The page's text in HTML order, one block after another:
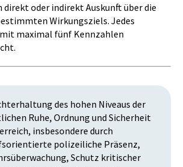
direkt oder indirekt Auskunft über die
Wirkungsziels. Jedes
maximal fünf Kennzahlen
des hohen Niveaus der
Ruhe, Ordnung und Sicherheit
insbesondere durch
polizeiliche Präsenz,
Schutz kritischer